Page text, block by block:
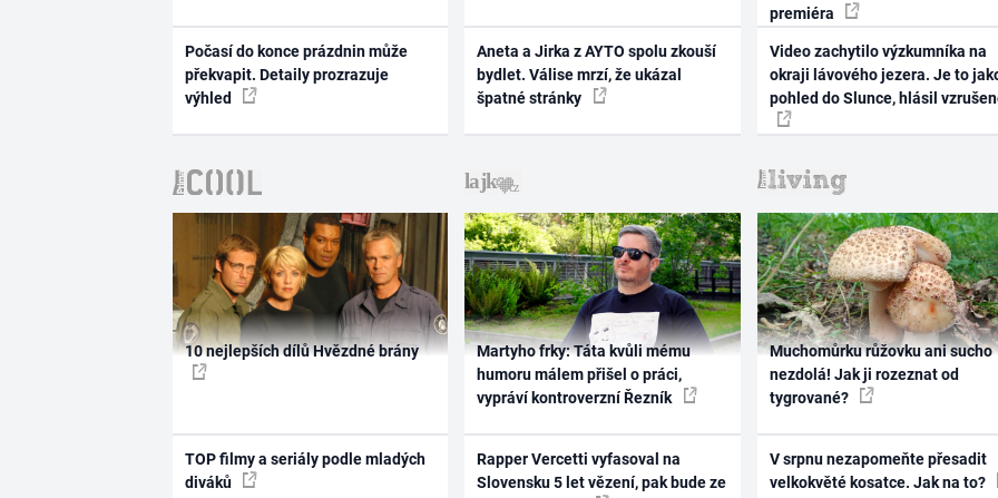
Počasí do konce prázdnin může
překvapit. Detaily prozrazuje
výhled
Aneta a Jirka z AYTO spolu zkouší
bydlet. Válise mrzí, že ukázal
špatné stránky
premiéra
Video zachytilo výzkumníka na
okraji lávového jezera. Je to
pohled do Slunce, hlásil
10 nejlepších dílů Hvězdné brány
TOP filmy a seriály podle mladých
diváků
Martyho frky: Táta kvůli mému
humoru málem přišel o práci,
vypráví kontroverzní Řezník
Rapper Vercetti vyfasoval na
Slovensku 5 let vězení, pak bude ze
Muchomůrku růžovku ani sucho
nezdolá! Jak ji rozeznat od
tygrované?
V srpnu nezapomeňte přesadit
velkokvěté kosatce. Jak na to?